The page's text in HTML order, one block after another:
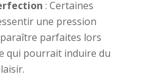
: Certaines
une pression
parfaites lors
qui pourrait induire du